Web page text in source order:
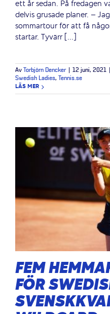
ett år sedan. På fredagen
delvis grusade planer. –
sommartour för att få
startar. Tyvärr [...]
Av Torbjörn Dencker 12 juni, 2021
Swedish Ladies, Tennis.se
LÄS MER
FEM
FÖR